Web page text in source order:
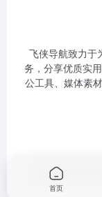
飞侠导航致力于
务，分享优质实
公工具、媒体素
Copyright © 2026
首页